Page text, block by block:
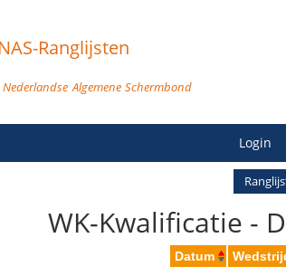
Ranglijsten
Algemene Schermbond
Login
WK-Kwalificatie -
Datum